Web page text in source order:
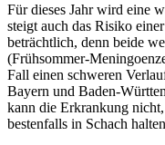
Für dieses Jahr wird eine
steigt auch das Risiko
beträchtlich, denn beide
(Frühsommer-
Fall einen schweren
Bayern und Baden-
kann die Erkrankung
bestenfalls in Schach